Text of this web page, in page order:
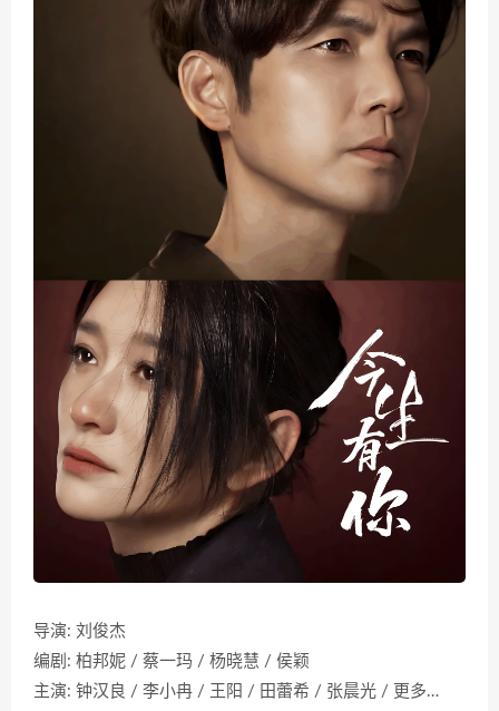
导演: 刘俊杰
编剧: 柏邦妮 / 蔡一玛 / 杨晓慧 / 侯颖
主演: 钟汉良 / 李小冉 / 王阳 / 田蕾希 / 张晨光 / 更多…